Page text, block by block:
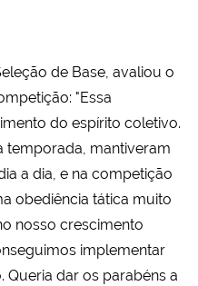
de Base, avaliou o
"Essa
do espírito coletivo.
temporada, mantiveram
a dia, e na competição
obediência tática muito
nosso crescimento
implementar
Queria dar os parabéns a